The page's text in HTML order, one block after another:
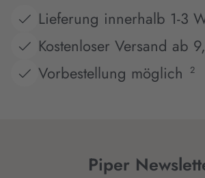
Lieferung innerhalb 1-3
Kostenloser Versand ab
Vorbestellung möglich 2
Piper